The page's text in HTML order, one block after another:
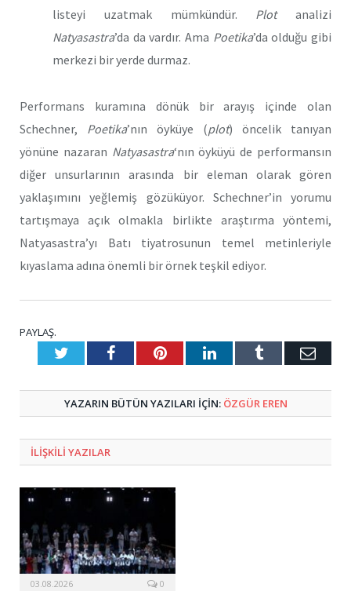
listeyi uzatmak mümkündür. Plotanalizi
Natyasastra’da da vardır. Ama Poetika’da olduğu gibi
merkezi bir yerde durmaz.
Performans kuramına dönük bir arayış içinde olan
Schechner, Poetika’nın öyküye (plot) öncelik tanıyan
yönüne nazaran Natyasastra‘nın öyküyü de performansın
diğer unsurlarının arasında bir eleman olarak gören
yaklaşımını yeğlemiş gözüküyor. Schechner’in yorumu
tartışmaya açık olmakla birlikte araştırma yöntemi,
Natyasastra’yı Batı tiyatrosunun temel metinleriyle
kıyaslama adına önemli bir örnek teşkil ediyor.
PAYLAŞ.
TwitterFacebookPinterestLinkedInTumblr E-
YAZARIN BÜTÜN YAZILARI IÇIN: ÖZGÜR EREN
ILIŞKILI YAZILAR
03.08.2026 0